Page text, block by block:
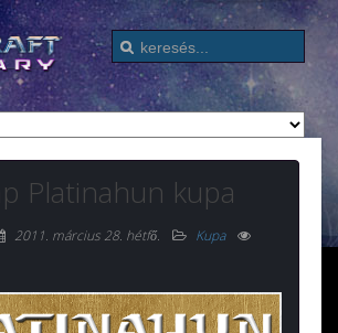
Platinahun kupa
2011. március 28. hétfő.
Kupa